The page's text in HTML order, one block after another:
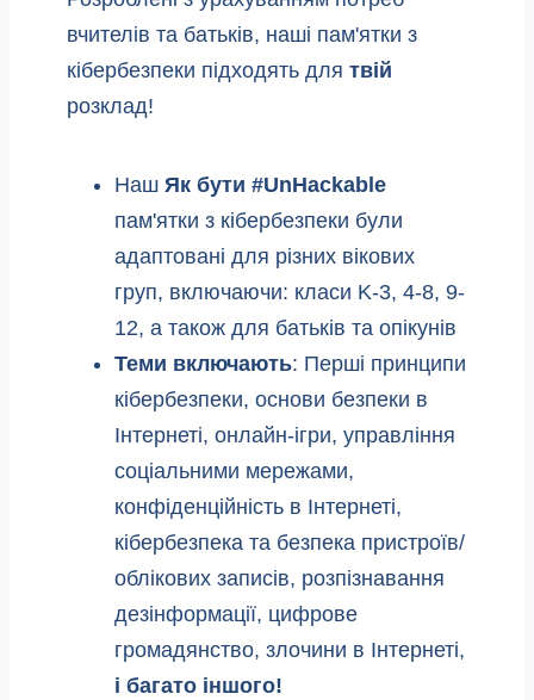
вчителів та батьків, наші пам'ятки з
кібербезпеки підходять для твій
розклад!
Наш Як бути #UnHackable
пам'ятки з кібербезпеки були
адаптовані для різних вікових
груп, включаючи: класи K-3, 4-8, 9-
12, а також для батьків та опікунів
Теми включають: Перші принципи
кібербезпеки, основи безпеки в
Інтернеті, онлайн-ігри, управління
соціальними мережами,
конфіденційність в Інтернеті,
кібербезпека та безпека пристроїв/
облікових записів, розпізнавання
дезінформації, цифрове
громадянство, злочини в Інтернеті,
і багато іншого!